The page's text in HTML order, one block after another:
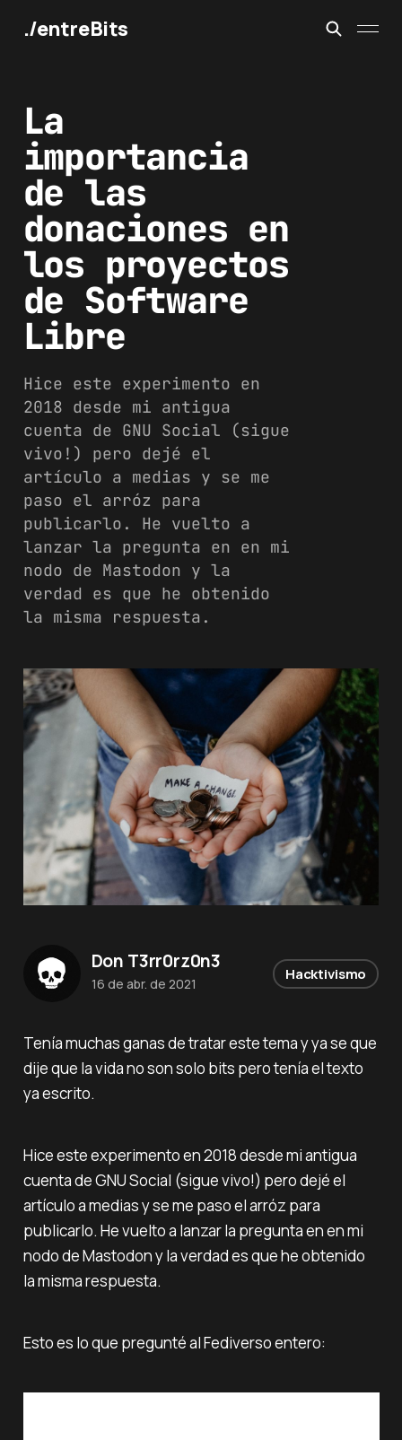
./entreBits
La
importancia
de las
donaciones en
los proyectos
de Software
Libre
Hice este experimento en
2018 desde mi antigua
cuenta de GNU Social (sigue
vivo!) pero dejé el
artículo a medias y se me
paso el arróz para
publicarlo. He vuelto a
lanzar la pregunta en en mi
nodo de Mastodon y la
verdad es que he obtenido
la misma respuesta.
Tenía muchas ganas de tratar este tema y ya se que
dije que la vida no son solo bits pero tenía el texto
ya escrito.
Hice este experimento en 2018 desde mi antigua
cuenta de GNU Social (sigue vivo!) pero dejé el
artículo a medias y se me paso el arróz para
publicarlo. He vuelto a lanzar la pregunta en en mi
nodo de Mastodon y la verdad es que he obtenido
la misma respuesta.
Esto es lo que pregunté al Fediverso entero:
Don T3rr0rz0n3
16 de abr. de 2021
Hacktivismo